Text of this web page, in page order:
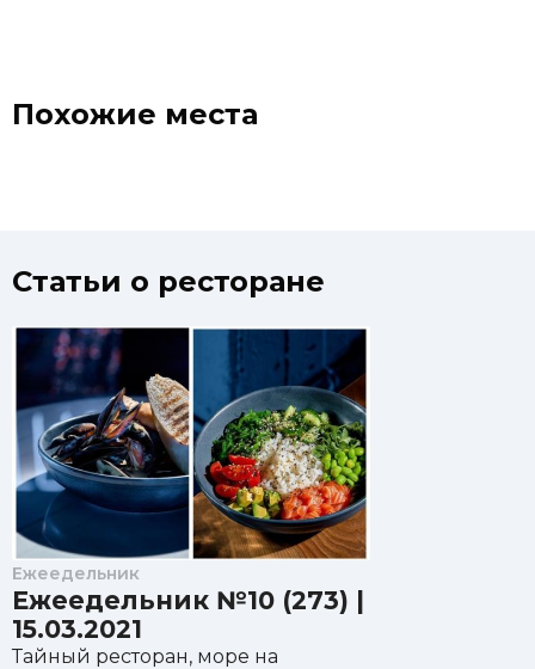
Похожие места
Статьи о ресторане
Ежеедельник
Ежеедельник №10 (273) |
15.03.2021
Тайный ресторан, море на